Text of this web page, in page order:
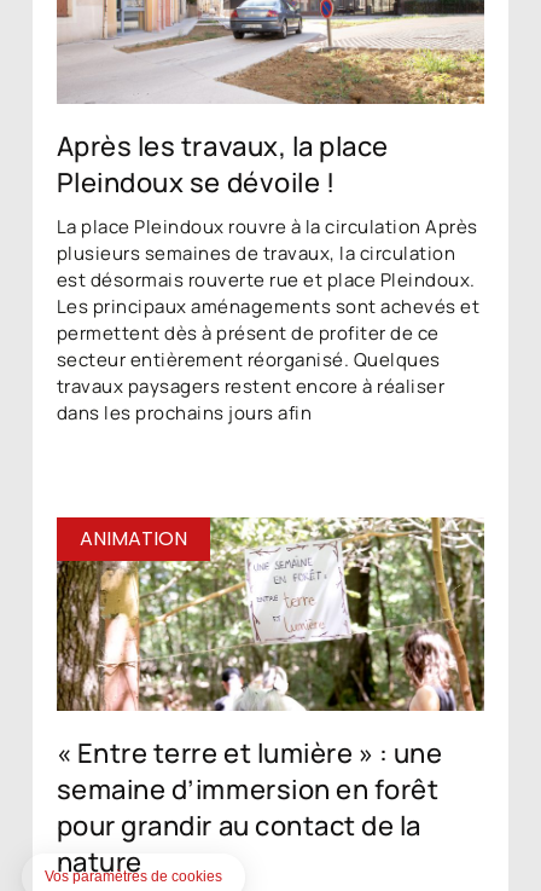
Après les travaux, la place
Pleindoux se dévoile !
La place Pleindoux rouvre à la circulation Après
plusieurs semaines de travaux, la circulation
est désormais rouverte rue et place Pleindoux.
Les principaux aménagements sont achevés et
permettent dès à présent de profiter de ce
secteur entièrement réorganisé. Quelques
travaux paysagers restent encore à réaliser
dans les prochains jours afin
ANIMATION
« Entre terre et lumière » : une
semaine d’immersion en forêt
pour grandir au contact de la
nature